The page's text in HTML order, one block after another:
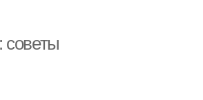
советы